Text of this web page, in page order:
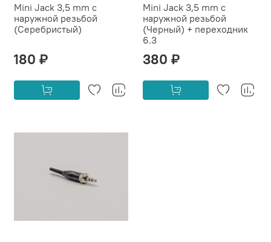
Mini Jack 3,5 mm с
наружной резьбой
(Серебристый)
180 ₽
Mini Jack 3,5 mm с
наружной резьбой
(Черный) + переходник
6.3
380 ₽